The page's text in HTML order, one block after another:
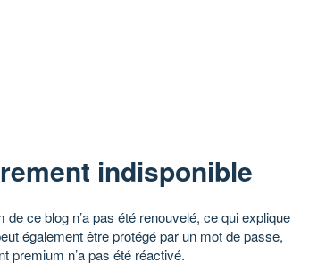
indisponible
ce blog n’a pas été renouvelé, ce qui explique
également être protégé par un mot de passe,
premium n’a pas été réactivé.